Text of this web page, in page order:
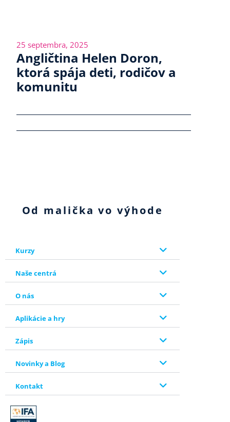
25 septembra, 2025
Angličtina Helen Doron,
ktorá spája deti, rodičov a
komunitu
Od malička vo výhode
Kurzy
Naše centrá
O nás
Aplikácie a hry
Zápis
Novinky a Blog
Kontakt